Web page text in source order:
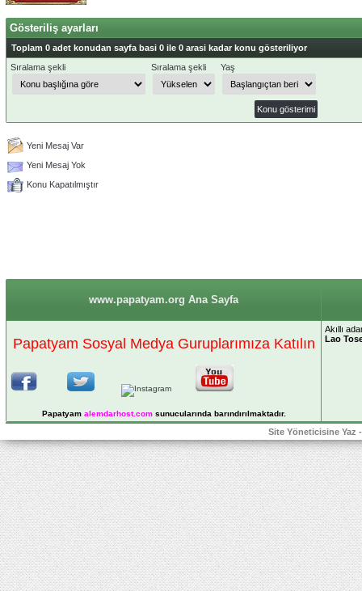
Gösteriliş ayarları
Toplam 0 adet konudan sayfa basi 0 ile 0 arasi kadar konu gösteriliyor
Sıralama şekli
Sıralama şekli Yaş
Yeni Mesaj Var
Yeni Mesaj Yok
Konu Kapatılmıştır
www.papatyam.org Ana Sayfa
Papatyam Sosyal Medya Guruplarımıza Katılın
Papatyam alemdarhost.comsunucularında barındırılmaktadır.
Akıllı
Lao
Site Yöneticisine Yaz